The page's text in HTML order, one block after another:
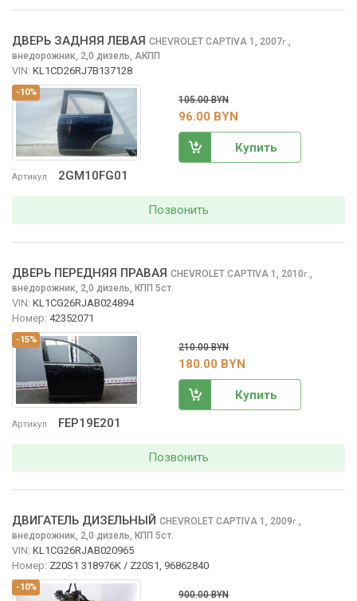
-10%
Артикул 2GM10FG01
ДВЕРЬ ЗАДНЯЯ ЛЕВАЯ CHEVROLET CAPTIVA 1, 2007г.,
внедорожник, 2,0 дизель, АКПП
VIN: KL1CD26RJ7B137128
105.00 BYN
96.00 BYN
Купить
Позвонить
-15%
Артикул FEP19E201
ДВЕРЬ ПЕРЕДНЯЯ ПРАВАЯ CHEVROLET CAPTIVA 1, 2010г.,
внедорожник, 2,0 дизель, КПП 5ст.
VIN: KL1CG26RJAB024894
Номер: 42352071
210.00 BYN
180.00 BYN
Купить
Позвонить
-10%
ДВИГАТЕЛЬ ДИЗЕЛЬНЫЙ CHEVROLET CAPTIVA 1, 2009г.,
внедорожник, 2,0 дизель, КПП 5ст.
VIN: KL1CG26RJAB020965
Номер: Z20S1 318976K / Z20S1, 96862840
900.00 BYN